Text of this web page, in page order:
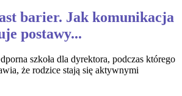
barier. Jak komunikacja
postawy...
szkoła dla dyrektora, podczas którego
że rodzice stają się aktywnymi